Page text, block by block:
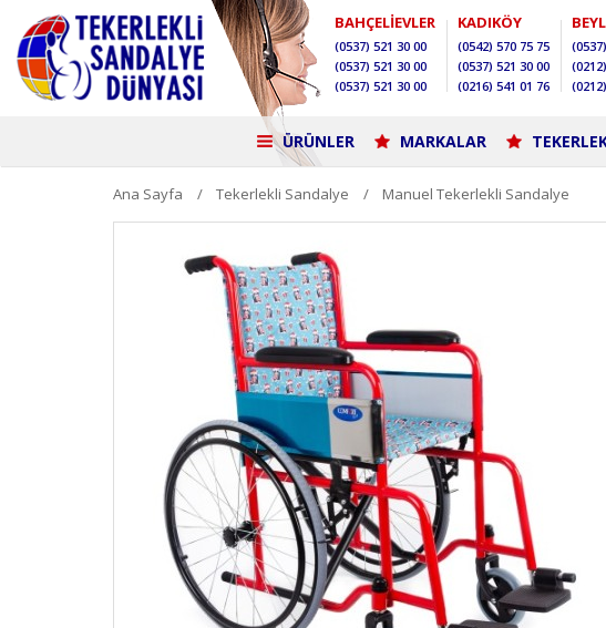
BAHÇELİEVLER
(0537) 521 30 00
(0537) 521 30 00
(0537) 521 30 00
KADIKÖY
(0542) 570 75 75
(0537) 521 30 00
(0216) 541 01 76
(0537)
(0212)
(0212)
ÜRÜNLER MARKALAR
Ana Sayfa Tekerlekli Sandalye Manuel Tekerlekli Sandalye